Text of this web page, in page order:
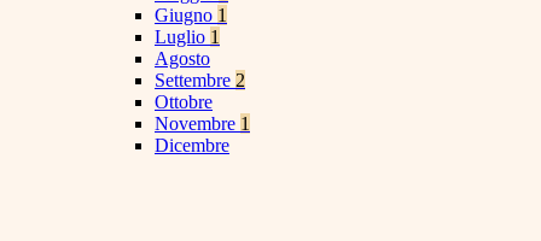
Giugno 1
Luglio 1
Agosto
Settembre 2
Ottobre
Novembre 1
Dicembre